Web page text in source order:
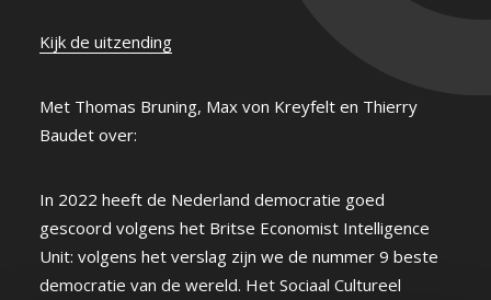
Kijk de uitzending
Met Thomas Bruning, Max von Kreyfelt en Thierry
Baudet over:
In 2022 heeft de Nederland democratie goed
gescoord volgens het Britse Economist Intelligence
Unit: volgens het verslag zijn we de nummer 9 beste
democratie van de wereld. Het Sociaal Cultureel